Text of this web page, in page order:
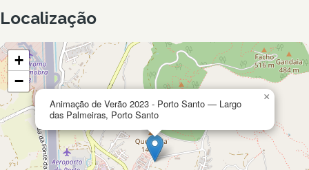
Localização
Animação de Verão 2023 - Porto Santo — Largo
das Palmeiras, Porto Santo
×
+
−